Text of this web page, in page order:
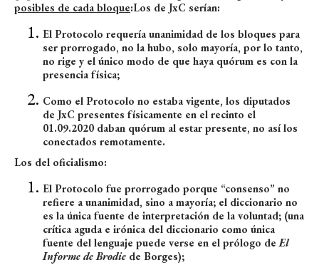
posibles de cada bloque:Los de JxC serían:
El Protocolo requería unanimidad de los bloques para
ser prorrogado, no la hubo, solo mayoría, por lo tanto,
no rige y el único modo de que haya quórum es con la
presencia física;
Como el Protocolo no estaba vigente, los diputados
de JxC presentes físicamente en el recinto el
01.09.2020 daban quórum al estar presente, no así los
conectados remotamente.
Los del oficialismo:
El Protocolo fue prorrogado porque “consenso” no
refiere a unanimidad, sino a mayoría; el diccionario no
es la única fuente de interpretación de la voluntad; (una
crítica aguda e irónica del diccionario como única
fuente del lenguaje puede verse en el prólogo deEl
Informe de Brodie de Borges);